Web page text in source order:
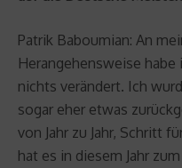
Patrik Baboumian: An
Herangehensweise habe
nichts verändert. Ich
sogar eher etwas
von Jahr zu Jahr, Schritt
hat es in diesem Jahr